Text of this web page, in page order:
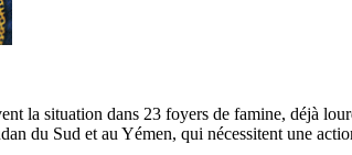
la situation dans 23 foyers de famine, déjà
du Sud et au Yémen, qui nécessitent une